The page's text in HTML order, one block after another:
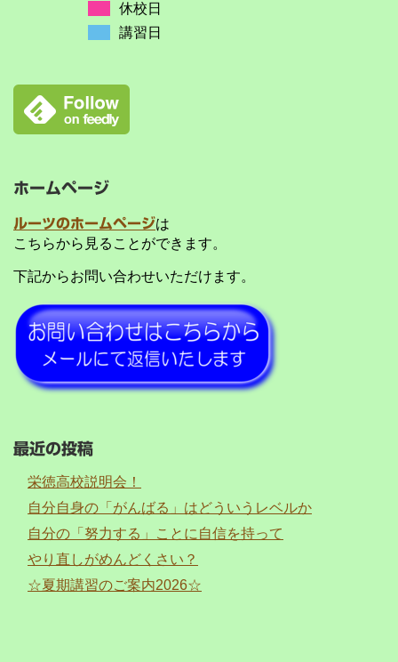
休校日
講習日
ホームページ
ルーツのホームページは
こちらから見ることができます。
下記からお問い合わせいただけます。
最近の投稿
栄徳高校説明会！
自分自身の「がんばる」はどういうレベルか
自分の「努力する」ことに自信を持って
やり直しがめんどくさい？
☆夏期講習のご案内2026☆